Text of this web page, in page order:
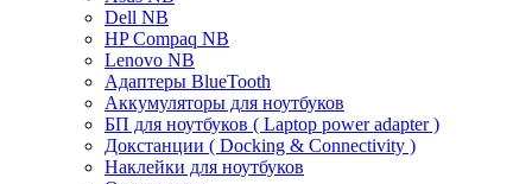
Dell NB
HP Compaq NB
Lenovo NB
Адаптеры BlueTooth
Аккумуляторы для ноутбуков
БП для ноутбуков ( Laptop power adapter )
Докстанции ( Docking & Connectivity )
Наклейки для ноутбуков